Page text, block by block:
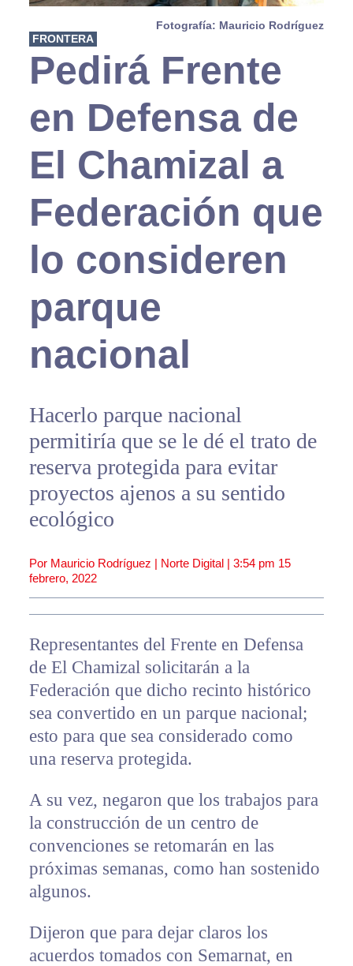
Fotografía: Mauricio Rodríguez
FRONTERA
Pedirá Frente
en Defensa de
El Chamizal a
Federación que
lo consideren
parque
nacional
Hacerlo parque nacional
permitiría que se le dé el trato de
reserva protegida para evitar
proyectos ajenos a su sentido
ecológico
Por Mauricio Rodríguez | Norte Digital | 3:54 pm 15
febrero, 2022
Representantes del Frente en Defensa
de El Chamizal solicitarán a la
Federación que dicho recinto histórico
sea convertido en un parque nacional;
esto para que sea considerado como
una reserva protegida.
A su vez, negaron que los trabajos para
la construcción de un centro de
convenciones se retomarán en las
próximas semanas, como han sostenido
algunos.
Dijeron que para dejar claros los
acuerdos tomados con Semarnat, en